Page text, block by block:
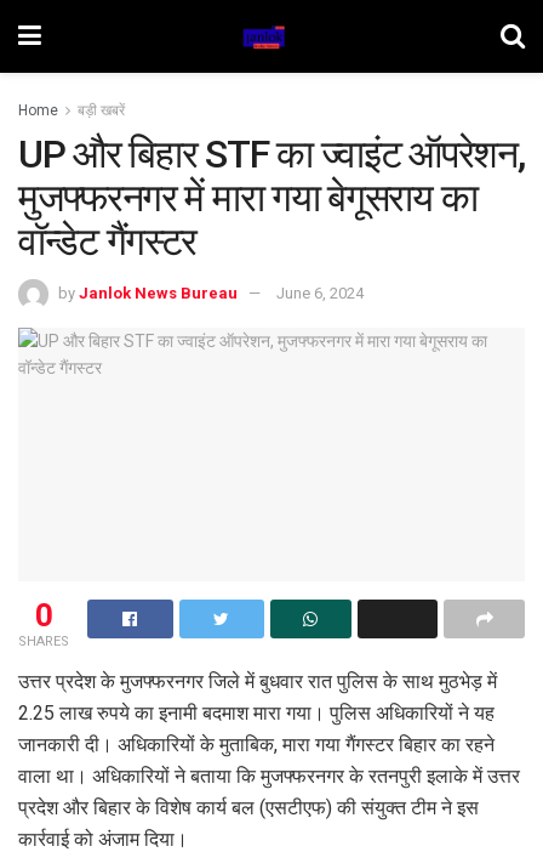
Home बड़ी खबरें
UP और बिहार STF का ज्वाइंट ऑपरेशन,
मुजफ्फरनगर में मारा गया बेगूसराय का
वॉन्डेट गैंगस्टर
by Janlok News Bureau June 6, 2024
0
SHARES
उत्तर प्रदेश के मुजफ्फरनगर जिले में बुधवार रात पुलिस के साथ मुठभेड़ में
2.25 लाख रुपये का इनामी बदमाश मारा गया। पुलिस अधिकारियों ने यह
जानकारी दी। अधिकारियों के मुताबिक, मारा गया गैंगस्टर बिहार का रहने
वाला था। अधिकारियों ने बताया कि मुजफ्फरनगर के रतनपुरी इलाके में उत्तर
प्रदेश और बिहार के विशेष कार्य बल (एसटीएफ) की संयुक्त टीम ने इस
कार्रवाई को अंजाम दिया।